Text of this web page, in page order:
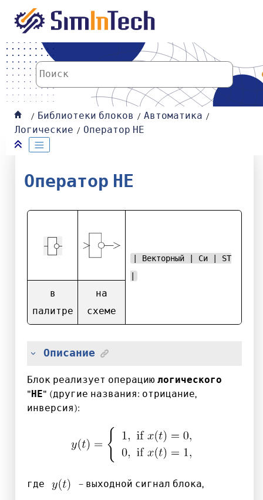
Библиотеки блоков
Автоматика
Логические
Оператор НЕ
Оператор НЕ
| Векторный | Си | ST
в
палитре
на
схеме
Описание
Блок реализует операцию логического
"НЕ" (другие названия: отрицание,
инверсия):
где – выходной сигнал блока,